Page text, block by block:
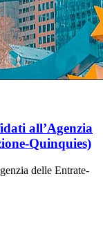
all’Agenzia
Quinquies)
delle Entrate-